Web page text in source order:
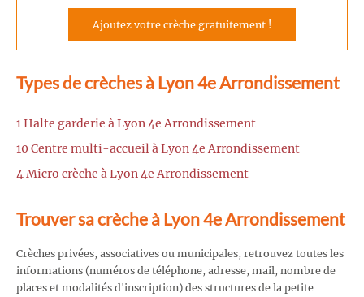
Ajoutez votre crèche gratuitement !
Types de crèches à Lyon 4e Arrondissement
1 Halte garderie à Lyon 4e Arrondissement
10 Centre multi-accueil à Lyon 4e Arrondissement
4 Micro crèche à Lyon 4e Arrondissement
Trouver sa crèche à Lyon 4e Arrondissement
Crèches privées, associatives ou municipales, retrouvez toutes les
informations (numéros de téléphone, adresse, mail, nombre de
places et modalités d'inscription) des structures de la petite